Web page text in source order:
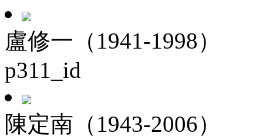
盧修一（1941-1998）
p311_id
陳定南（1943-2006）